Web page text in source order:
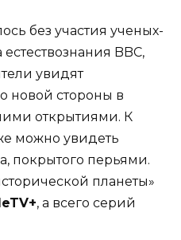
без участия ученых-
BBC,
увидят
новой стороны в
открытиями. К
можно увидеть
покрытого перьями.
планеты»
, а всего серий